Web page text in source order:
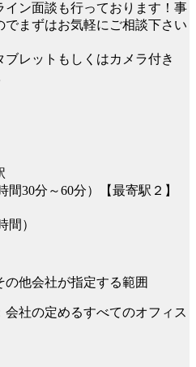
ン面談も行っております！事
でまずはお気軽にご相談下さい
レットもしくはカメラ付き
30分～60分）【最寄駅２】
間）
他会社が指定する範囲
社の定めるすべてのオフィス